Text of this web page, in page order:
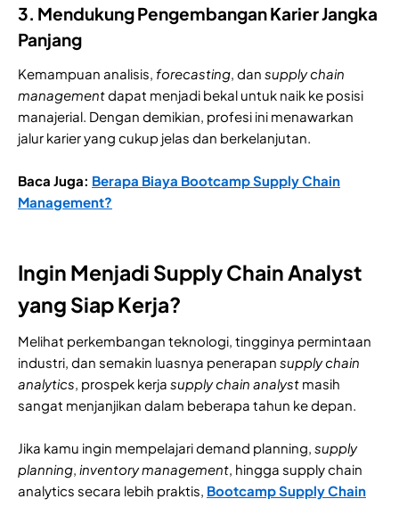
3. Mendukung Pengembangan Karier Jangka
Panjang
Kemampuan analisis, forecasting, dan supply chain
managementdapat menjadi bekal untuk naik ke posisi
manajerial. Dengan demikian, profesi ini menawarkan
jalur karier yang cukup jelas dan berkelanjutan.
Baca Juga: Berapa Biaya Bootcamp Supply Chain
Management?
Ingin Menjadi Supply Chain Analyst
yang Siap Kerja?
Melihat perkembangan teknologi, tingginya permintaan
industri, dan semakin luasnya penerapan supply chain
analytics, prospek kerja supply chain analyst masih
sangat menjanjikan dalam beberapa tahun ke depan.
Jika kamu ingin mempelajari demand planning, supply
planning, inventory management, hingga supply chain
analytics secara lebih praktis, Bootcamp Supply Chain